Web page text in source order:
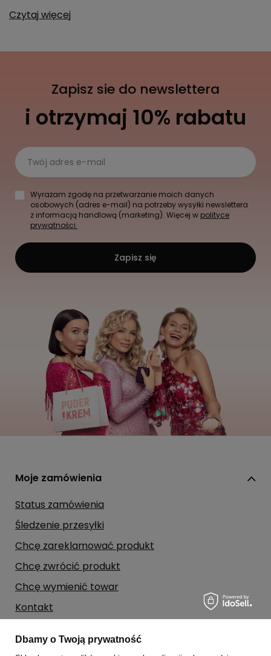
Czytaj więcej
Zapisz sie do newslettera
i otrzymaj 10% rabatu
Twój adres e-mail
Wyrażam zgodę na przetwarzanie moich danych
osobowych (adres e-mail) na potrzeby wysyłki newslettera
z informacją handlową (marketing). Więcej w polityce
prywatności.
Zapisz się
Moje zamówienia
Status zamówienia
Śledzenie przesyłki
Chcę zareklamować produkt
Chcę zwrócić produkt
Chcę wymienić towar
Kontakt
Moje konto
Dbamy o Twoją prywatność